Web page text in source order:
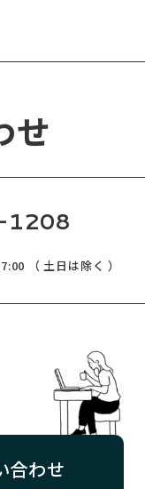
せ
（ 土日は除く ）
合わせ